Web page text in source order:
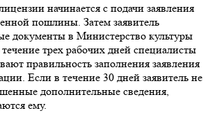
начинается с подачи заявления
пошлины. Затем заявитель
документы в Министерство культуры
трех рабочих дней специалисты
правильность заполнения заявления
Если в течение 30 дней заявитель не
дополнительные сведения,
ему.